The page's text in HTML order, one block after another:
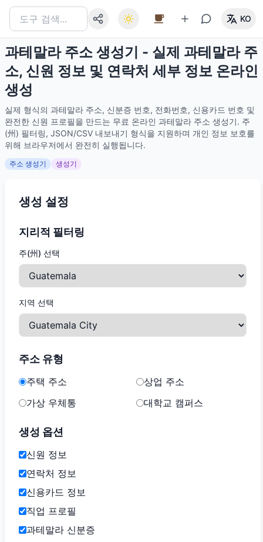
KO
과테말라 주소 생성기 - 실제 과테말라 주
소, 신원 정보 및 연락처 세부 정보 온라인
생성
실제 형식의 과테말라 주소, 신분증 번호, 전화번호, 신용카드 번호 및
완전한 신원 프로필을 만드는 무료 온라인 과테말라 주소 생성기. 주
(州) 필터링, JSON/CSV 내보내기 형식을 지원하며 개인 정보 보호를
위해 브라우저에서 완전히 실행됩니다.
주소 생성기 생성기
생성 설정
지리적 필터링
주(州) 선택
지역 선택
주소 유형
주택 주소
상업 주소
가상 우체통
대학교 캠퍼스
생성 옵션
신원 정보
연락처 정보
신용카드 정보
직업 프로필
과테말라 신분증